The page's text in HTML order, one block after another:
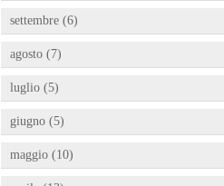
settembre (6)
agosto (7)
luglio (5)
giugno (5)
maggio (10)